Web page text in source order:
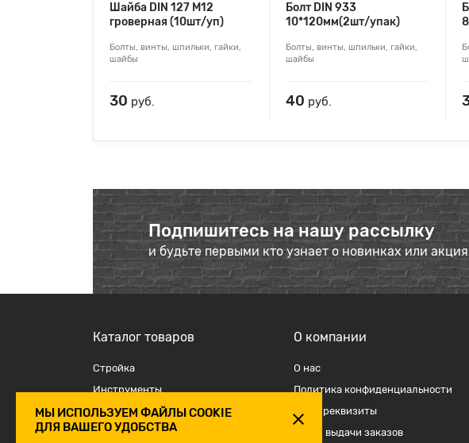
Шайба DIN 127 М12
гроверная (10шт/уп)
Болты, винты, шпильки, гайки,
шайбы
30 руб.
Болт DIN 933
10*120мм(2шт/упак)
Болты, винты, шпильки, гайки,
шайбы
40 руб.
Подпишитесь на нашу рассылку
и будьте первыми кто узнает о новинках или
Каталог товаров
Стройка
Инструменты
Отделка
Крепеж и такелаж
О компании
О наc
Политика конфиденциальности
Наши реквизиты
Точки выдачи заказов
МЫ ИСПОЛЬЗУЕМ ФАЙЛЫ COOKIE
ДЛЯ ВАШЕГО УДОБСТВА